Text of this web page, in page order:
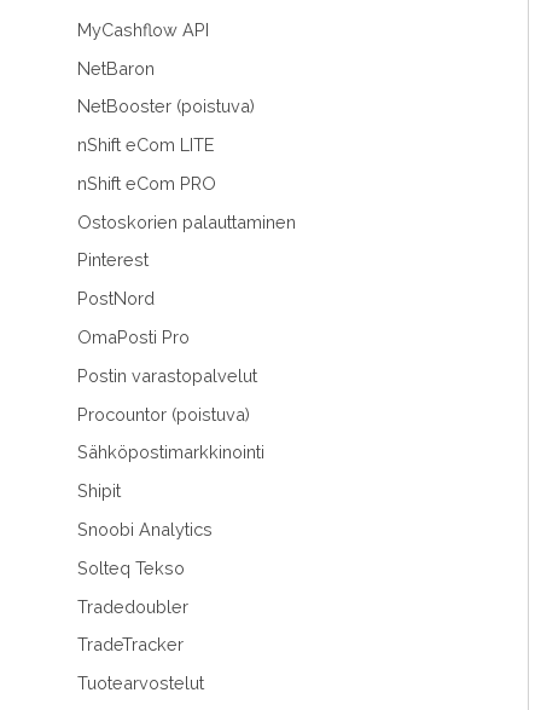
MyCashflow API
NetBaron
NetBooster (poistuva)
nShift eCom LITE
nShift eCom PRO
Ostoskorien palauttaminen
Pinterest
PostNord
OmaPosti Pro
Postin varastopalvelut
Procountor (poistuva)
Sähköpostimarkkinointi
Shipit
Snoobi Analytics
Solteq Tekso
Tradedoubler
TradeTracker
Tuotearvostelut